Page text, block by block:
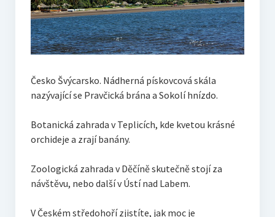
Česko Švýcarsko. Nádherná pískovcová skála
nazývající se Pravčická brána a Sokolí hnízdo.
Botanická zahrada v Teplicích, kde kvetou krásné
orchideje a zrají banány.
Zoologická zahrada v Děčíně skutečně stojí za
návštěvu, nebo další v Ústí nad Labem.
V Českém středohoří zjistíte, jak moc je